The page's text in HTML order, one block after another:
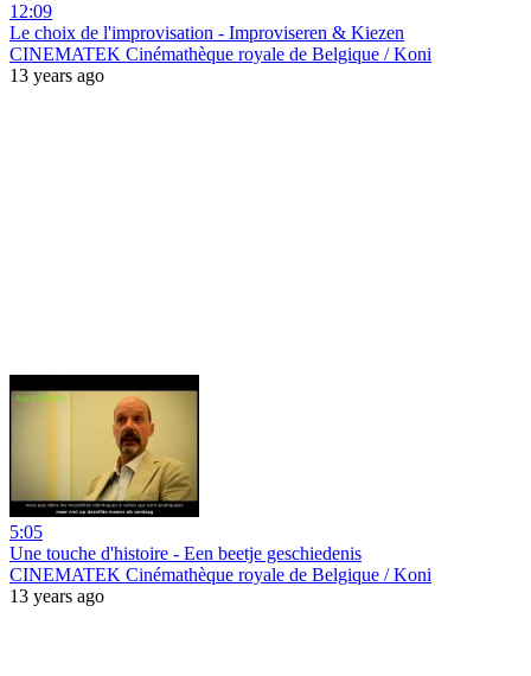
12:09
Le choix de l'improvisation - Improviseren & Kiezen
CINEMATEK Cinémathèque royale de Belgique / Koni
13 years ago
5:05
Une touche d'histoire - Een beetje geschiedenis
CINEMATEK Cinémathèque royale de Belgique / Koni
13 years ago